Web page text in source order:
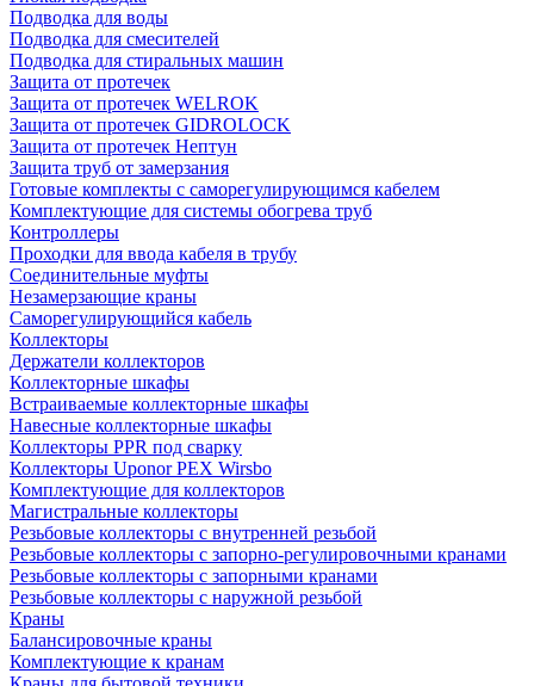
Подводка для воды
Подводка для смесителей
Подводка для стиральных машин
Защита от протечек
Защита от протечек WELROK
Защита от протечек GIDROLOCK
Защита от протечек Нептун
Защита труб от замерзания
Готовые комплекты с саморегулирующимся кабелем
Комплектующие для системы обогрева труб
Контроллеры
Проходки для ввода кабеля в трубу
Соединительные муфты
Незамерзающие краны
Саморегулирующийся кабель
Коллекторы
Держатели коллекторов
Коллекторные шкафы
Встраиваемые коллекторные шкафы
Навесные коллекторные шкафы
Коллекторы PPR под сварку
Коллекторы Uponor PEX Wirsbo
Комплектующие для коллекторов
Магистральные коллекторы
Резьбовые коллекторы с внутренней резьбой
Резьбовые коллекторы с запорно-регулировочными кранами
Резьбовые коллекторы с запорными кранами
Резьбовые коллекторы с наружной резьбой
Краны
Балансировочные краны
Комплектующие к кранам